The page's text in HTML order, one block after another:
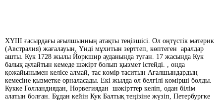
ХҮІІІ ғасырдағы ағылшынның атақты теңізшісі. Ол оңтүстік материк
(Австралия) жағалауын, Үнді мұхитын зерттеп, көптеген аралдар
ашты. Кук 1728 жылы Йоркшир ауданында туған. 17 жасында Кук
балық аулайтын кемеде шәкірт болып қызмет істейді. , онда
қожайынымен келісе алмай, тас көмір таситын Ағалшындардың
кемесіне қызметке орналасады. Екі жылда ол белгілі көмірші болды.
Кукке Голландиядан, Норвегиядан шәкірттер келіп, одан білім
алатын болған. Бұдан кейін Кук Балтық теңізіне жүзіп, Петербургке